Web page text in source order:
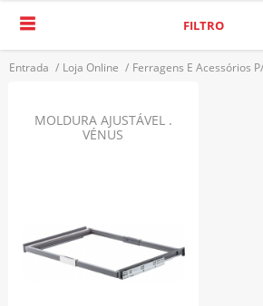
Entrada / Loja Online / Ferragens E Acessórios
FILTRO
MOLDURA AJUSTÁVEL .
VÉNUS